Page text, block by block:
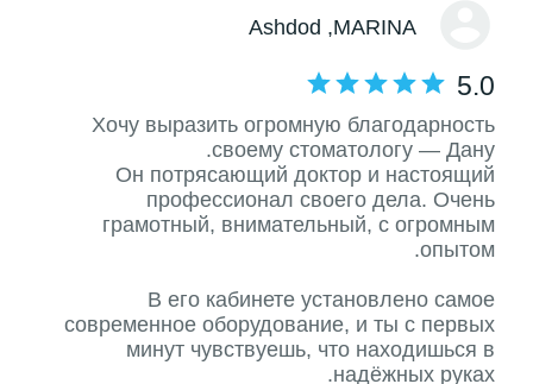
MARINA
, Ashdod
5.0
Хочу выразить огромную благодарность
Он потрясающий доктор и настоящий
профессионал своего дела. Очень
грамотный, внимательный, с огромным
В его кабинете установлено самое
современное оборудование, и ты с первых
минут чувствуешь, что находишься в